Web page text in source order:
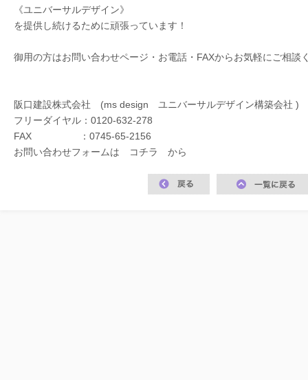
《ユニバーサルデザイン》
を提供し続けるために頑張っています！
御用の方はお問い合わせページ・お電話・FAXからお気軽にご相談
阪口建設株式会社 (ms design ユニバーサルデザイン構築会社 )
フリーダイヤル： 0120-632-278
FAX ：0745-65-2156
お問い合わせフォームは
コチラ から